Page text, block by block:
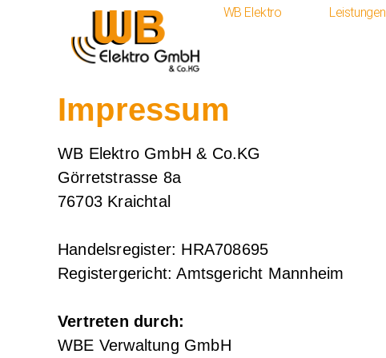
WB Elektro Leistungen
Impressum
WB Elektro GmbH & Co.KG
Görretstrasse 8a
76703 Kraichtal
Handelsregister: HRA708695
Registergericht: Amtsgericht Mannheim
Vertreten durch:
WBE Verwaltung GmbH